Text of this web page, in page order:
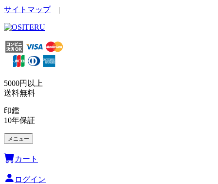
サイトマップ|
5000円以上
送料無料
印鑑
10年保証
メニュー
カート
ログイン